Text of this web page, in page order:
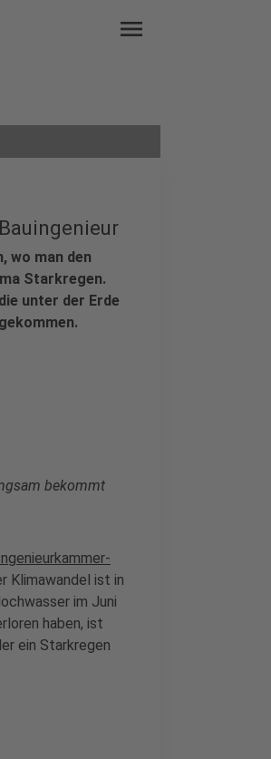
menu
wo man den
Starkregen.
unter der Erde
bekommt
Klimawandel ist in
im Juni
haben, ist
ein Starkregen